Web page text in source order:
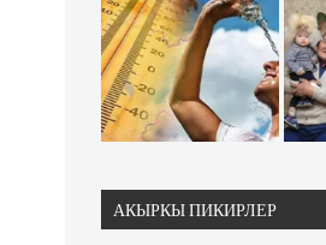
АКЫРКЫ ПИКИРЛЕР